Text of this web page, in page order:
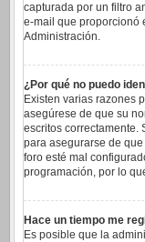
capturada por un filtro
e-mail que proporcionó
Administración.
¿Por qué no puedo
Existen varias razones
asegúrese de que su
escritos correctamente.
para asegurarse de
foro esté mal
programación, por lo
Hace un tiempo me
Es posible que la